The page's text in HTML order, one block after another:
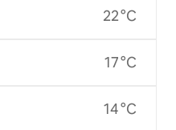
22 °C
17 °C
14 °C